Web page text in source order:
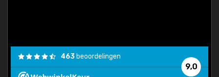
9,0
463 beoordelingen